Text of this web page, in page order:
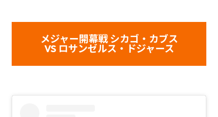
メジャー開幕戦 シカゴ・カブス
VS ロサンゼルス・ドジャース